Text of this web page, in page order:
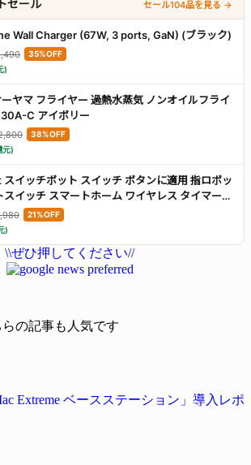
セール セール104品を見る →
Wall Charger (67W, 3 ports, GaN) (ブラック)
35%OFF
)
ヤマ フライヤー 過熱水蒸気 ノンオイルフライ
C アイボリー
38%OFF
元)
イッチボット スイッチ ボタンに適用 指ロボッ
スイッチ スマートホーム ワイヤレス タイマー
操作 Alexa, Google Home, Siri, IFTTTなどに
) ホワイト
21%OFF
)
\\ぜひ押してください//
Extreme ベースステーション」導入レポ